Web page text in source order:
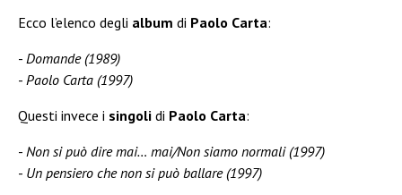
Ecco l’elenco degli album di Paolo Carta:
Domande (1989)
Paolo Carta (1997)
Questi invece i singoli di Paolo Carta:
Non si può dire mai… mai/Non siamo normali (1997)
Un pensiero che non si può ballare (1997)